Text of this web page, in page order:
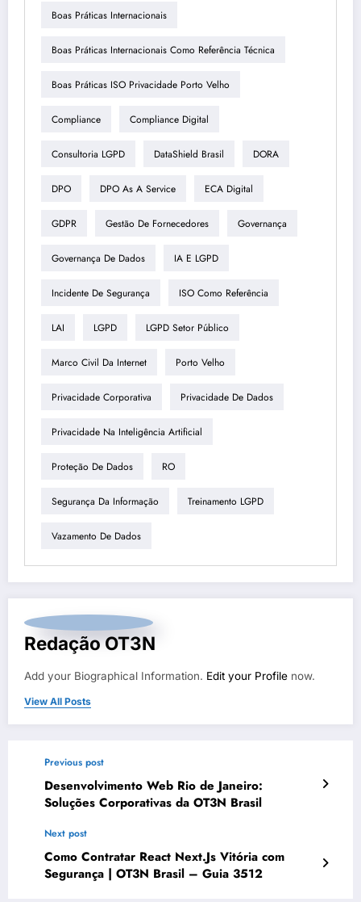
Boas Práticas Internacionais
Boas Práticas Internacionais Como Referência Técnica
Boas Práticas ISO Privacidade Porto Velho
Compliance Compliance Digital
Consultoria LGPD DataShield Brasil DORA
DPO DPO As A Service ECA Digital
GDPR Gestão De Fornecedores Governança
Governança De Dados IA E LGPD
Incidente De Segurança ISO Como Referência
LAI LGPD LGPD Setor Público
Marco Civil Da Internet Porto Velho
Privacidade Corporativa Privacidade De Dados
Privacidade Na Inteligência Artificial
Proteção De Dados RO
Segurança Da Informação Treinamento LGPD
Vazamento De Dados
Redação OT3N
Add your Biographical Information. Edit your Profile now.
View All Posts
Previous post
Desenvolvimento Web Rio de Janeiro:
Soluções Corporativas da OT3N Brasil
Next post
Como Contratar React Next.Js Vitória com
Segurança | OT3N Brasil – Guia 3512